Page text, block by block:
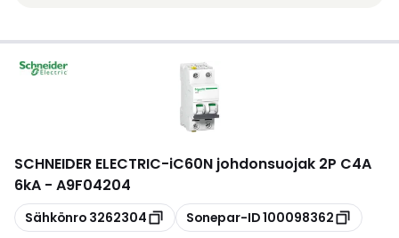
SCHNEIDER ELECTRIC-iC60N johdonsuojak 2P C4A
6kA - A9F04204
Kopioi
Sähkönro 3262304 Kopioi
Sonepar-ID100098362